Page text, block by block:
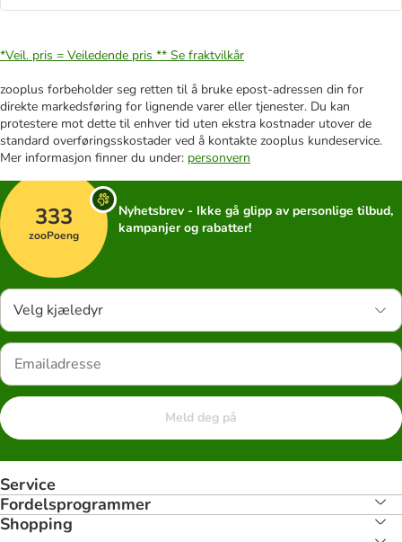
*Veil. pris = Veiledende pris ** Se fraktvilkår
zooplus forbeholder seg retten til å bruke epost-adressen din for
direkte markedsføring for lignende varer eller tjenester. Du kan
protestere mot dette til enhver tid uten ekstra kostnader utover de
standard overføringsskostader ved å kontakte zooplus kundeservice.
Mer informasjon finner du under: personvern
333
zooPoeng
Nyhetsbrev - Ikke gå glipp av personlige tilbud,
kampanjer og rabatter!
Velg kjæledyr
Meld deg på
Service
Fordelsprogrammer
Shopping